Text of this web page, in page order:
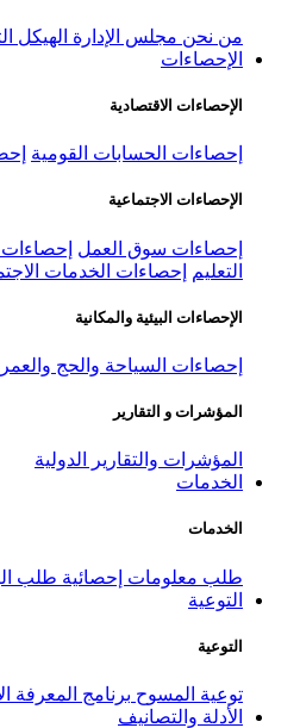
من نحن مجلس الإدارة الهيكل
الإحصاءات
الإحصاءات الاقتصادية
إحصاءات الحسابات القومية
الإحصاءات الاجتماعية
إحصاءات سوق العمل
التعليم
إحصاءات الخدمات
الإحصاءات البيئية والمكانية
إحصاءات السياحة والحج
المؤشرات و التقارير
المؤشرات والتقارير الدولية
الخدمات
الخدمات
طلب معلومات إحصائية طلب
التوعية
التوعية
توعية المسوح برنامج المعرفة
الأدلة والتصانيف